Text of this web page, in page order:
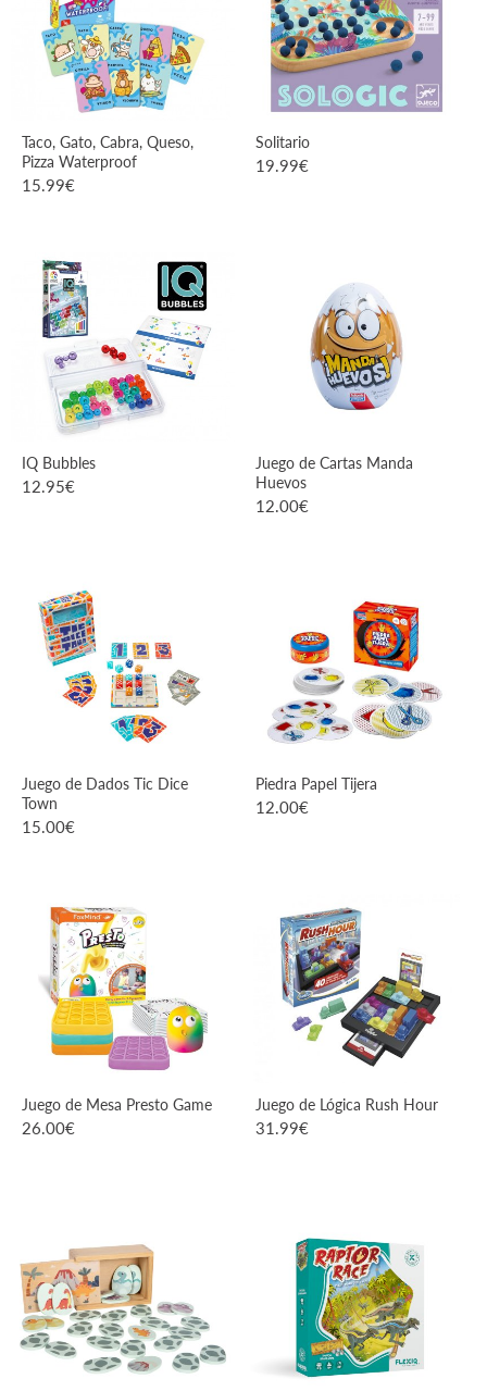
Taco, Gato, Cabra, Queso,
Pizza Waterproof
15.99€
VER PRODUCTO
Solitario
19.99€
IQ Bubbles
12.95€
Juego de Cartas Manda
Huevos
12.00€
Juego de Dados Tic Dice
Town
15.00€
VER PRODUCTO
Piedra Papel Tijera
12.00€
VER PRODUCTO
Juego de Mesa Presto Game
26.00€
Juego de Lógica Rush Hour
31.99€